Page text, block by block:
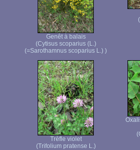
Genêt à balais
(Cytisus scoparius (L.)
(=Sarothamnus scoparius L.) )
Trèfle violet
(Trifolium pratense L.)